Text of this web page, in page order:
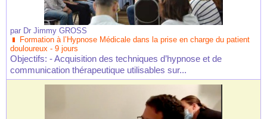
par Dr Jimmy GROSS
Formation à l’Hypnose Médicale dans la prise en charge du patient
douloureux - 9 jours
Objectifs: - Acquisition des techniques d’hypnose et de
communication thérapeutique utilisables sur...